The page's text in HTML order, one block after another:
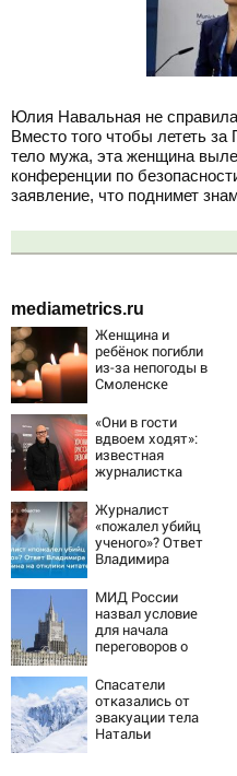
Юлия Навальная не
Вместо того чтобы лететь
тело мужа, эта женщина
конференции по
заявление, что поднимет
mediametrics.ru
Женщина и
ребёнок погибли
из-за непогоды в
Смоленске
«Они в гости
вдвоем ходят»:
известная
журналистка
роман
Бондарчука и
Исаковой
Журналист
«пожалел убийц
ученого»? Ответ
Владимира
отклики
читателей
МИД России
назвал условие
для начала
переговоров о
Спасатели
отказались от
эвакуации тела
Натальи